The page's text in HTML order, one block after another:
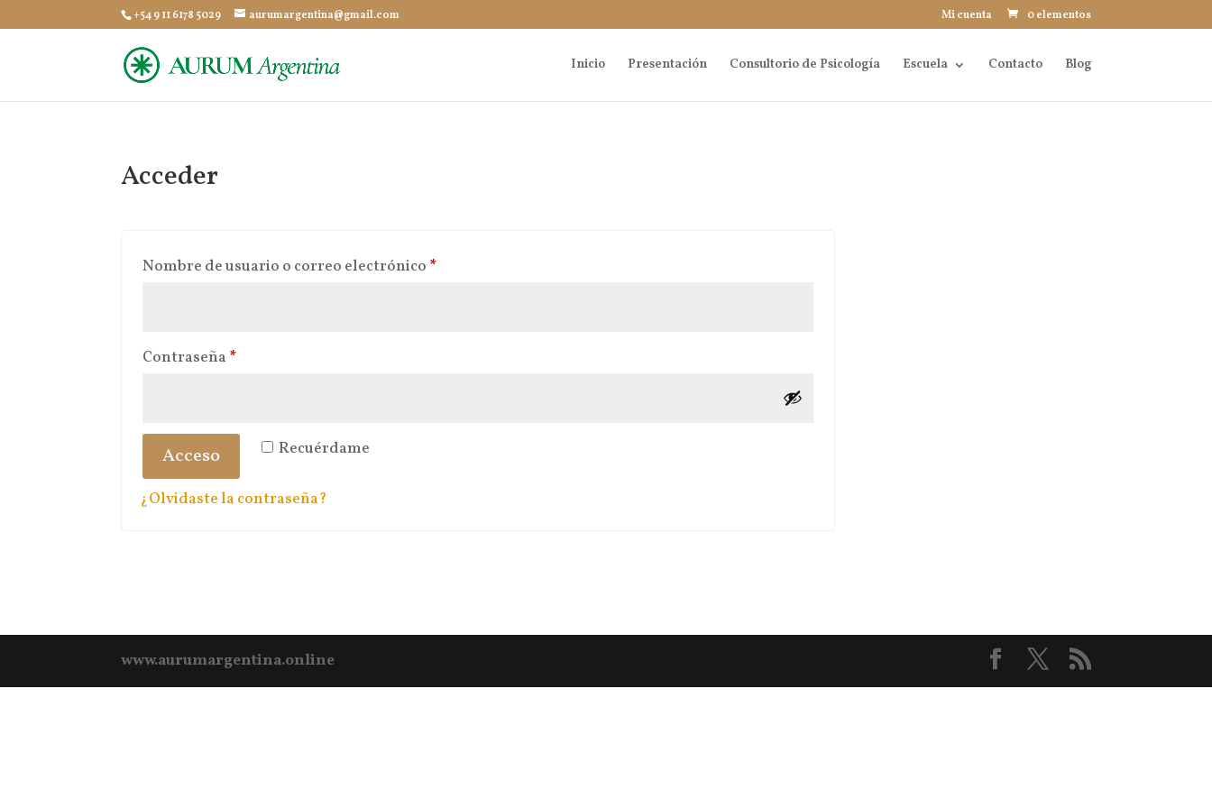
+54 9 11 6178 5029 aurumargentina@gmail.com Mi cuenta 0 elementos
Inicio Presentación Consultorio de Psicología Escuela Contacto Blog
Acceder
Nombre de usuario o correo electrónico *Obligatorio
Contraseña *Obligatorio
Recuérdame
Acceso
¿Olvidaste la contraseña?
www.aurumargentina.online